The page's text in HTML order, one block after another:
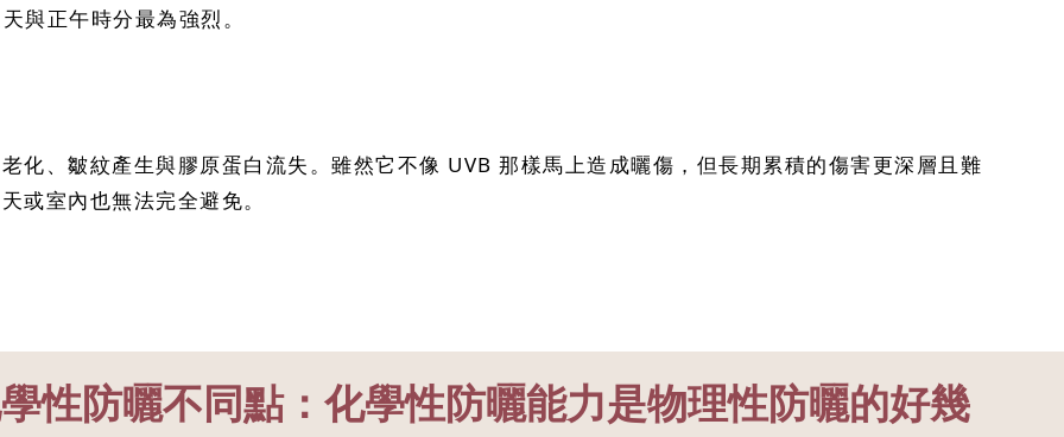
與正午時分最為強烈。
化、皺紋產生與膠原蛋白流失。雖然它不像 UVB 那樣馬上造成曬傷，但長期累積的傷害更深層且難
或室內也無法完全避免。
性防曬不同點：化學性防曬能力是物理性防曬的好幾